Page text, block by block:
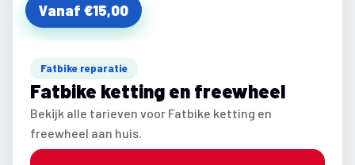
Vanaf €15,00
Fatbike reparatie
Fatbike ketting en freewheel
Bekijk alle tarieven voor Fatbike ketting en
freewheel aan huis.